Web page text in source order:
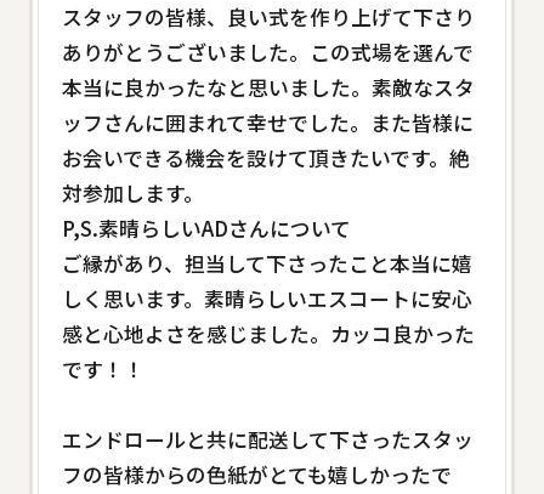
スタッフの皆様、良い式を作り上げて下さり
ありがとうございました。この式場を選んで
本当に良かったなと思いました。素敵なスタ
ッフさんに囲まれて幸せでした。また皆様に
お会いできる機会を設けて頂きたいです。絶
対参加します。
P,S.素晴らしいADさんについて
ご縁があり、担当して下さったこと本当に嬉
しく思います。素晴らしいエスコートに安心
感と心地よさを感じました。カッコ良かった
です！！
エンドロールと共に配送して下さったスタッ
フの皆様からの色紙がとても嬉しかったで